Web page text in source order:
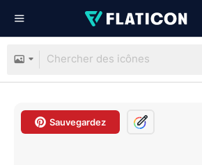
Sauvegardez